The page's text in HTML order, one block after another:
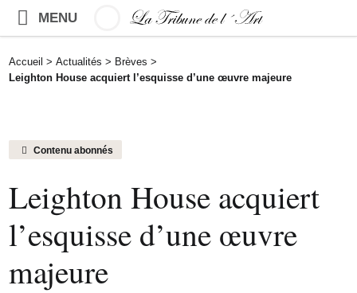
MENU
Accueil > Actualités > Brèves >
Leighton House acquiert l’esquisse d’une œuvre majeure
Contenu abonnés
Leighton House acquiert
l’esquisse d’une œuvre
majeure